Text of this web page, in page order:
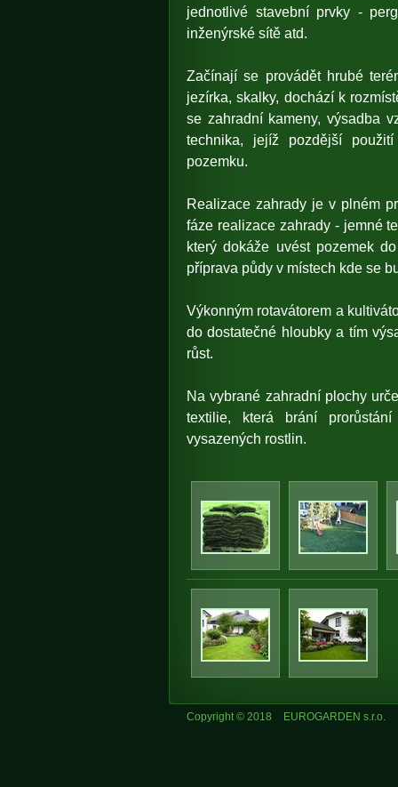
jednotlivé stavební prvky -
inženýrské sítě atd.
Začínají se provádět hrubé
jezírka, skalky, dochází k
se zahradní kameny, výsadba
technika, jejíž pozdější
pozemku.
Realizace zahrady je v plném
fáze realizace zahrady - jemné
který dokáže uvést pozemek
příprava půdy v místech kde se
Výkonným rotavátorem a
do dostatečné hloubky a tím
růst.
Na vybrané zahradní plochy
textilie, která brání
vysazených rostlin.
Copyright © 2018 EUROGARDEN s.r.o.